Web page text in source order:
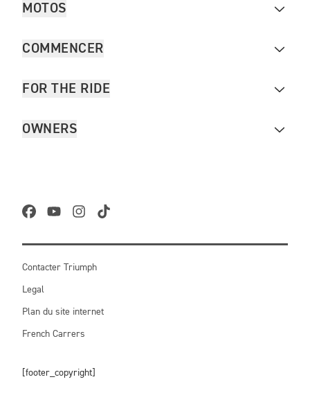
MOTOS
COMMENCER
FOR THE RIDE
OWNERS
Contacter Triumph
Legal
Plan du site internet
French Carrers
[footer_copyright]